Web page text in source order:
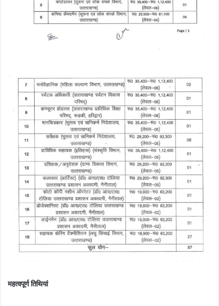
महत्वपूर्ण तिथियां